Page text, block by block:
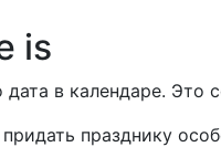
is
в календаре. Это
празднику